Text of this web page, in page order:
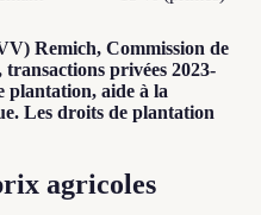
Remich, Commission de
privées 2023-
plantation, aide à la
Les droits de plantation
agricoles